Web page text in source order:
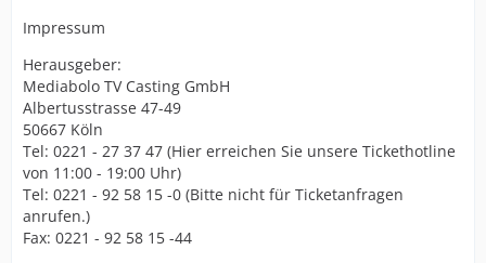
Impressum
Herausgeber:
Mediabolo TV Casting GmbH
Albertusstrasse 47-49
50667 Köln
Tel: 0221 - 27 37 47 (Hier erreichen Sie unsere Tickethotline
von 11:00 - 19:00 Uhr)
Tel: 0221 - 92 58 15 -0 (Bitte nicht für Ticketanfragen
anrufen.)
Fax: 0221 - 92 58 15 -44